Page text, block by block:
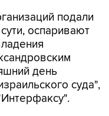
подали
оспаривают
день
суда",